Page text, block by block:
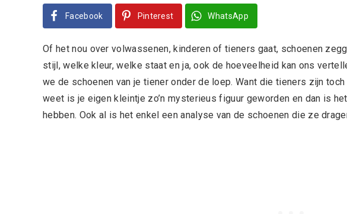
Facebook Pinterest WhatsApp
Of het nou over volwassenen, kinderen of tieners gaat, schoenen
stijl, welke kleur, welke staat en ja, ook de hoeveelheid kan ons
we de schoenen van je tiener onder de loep. Want die tieners zijn
weet is je eigen kleintje zo’n mysterieus figuur geworden en dan is
hebben. Ook al is het enkel een analyse van de schoenen die ze